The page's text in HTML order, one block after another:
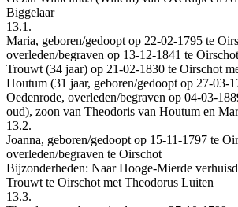
Biggelaar
13.1.
Maria, geboren/gedoopt op 22-02-1795 te
overleden/begraven op 13-12-1841 te
Trouwt (34 jaar) op 21-02-1830 te Oirschot
Houtum (31 jaar, geboren/gedoopt op 27-03-
Oedenrode, overleden/begraven op 04-03-
oud), zoon van Theodoris van Houtum en
13.2.
Joanna, geboren/gedoopt op 15-11-1797 te
overleden/begraven te Oirschot
Bijzonderheden: Naar Hooge-Mierde
Trouwt te Oirschot met Theodorus Luiten
13.3.